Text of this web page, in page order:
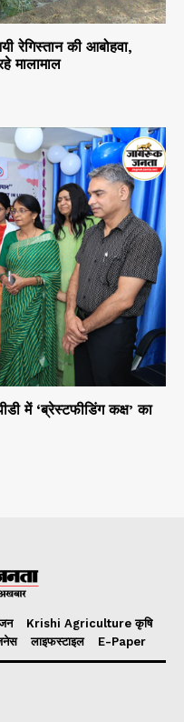
रेगिस्तान की आबोहवा,
मालामाल
में ‘ब्रेस्टफीडिंग कक्ष’ का
Krishi Agriculture कृषि
लाइफस्टाइल E-Paper